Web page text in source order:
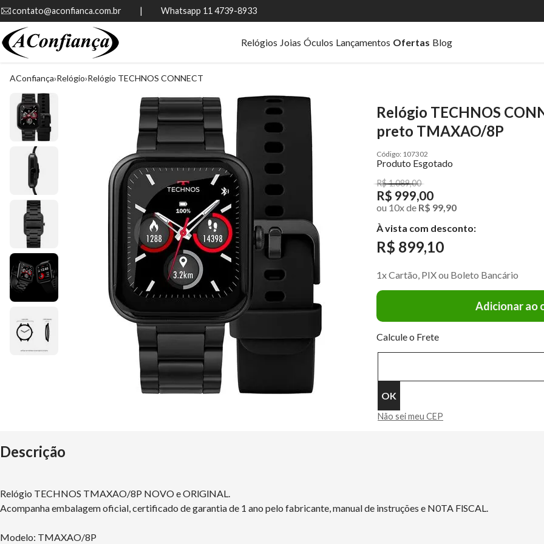
contato@aconfianca.com.br          |          Whatsapp 11 4739-8933
Relógios Joias Óculos Lançamentos Ofertas Blog
AConfiança Relógio Relógio TECHNOS CONNECT
Relógio TECHNOS
preto TMAXAO/8P
107302
Produto Esgotado
R$ 1.089,00
R$ 999,00
ou 10xde R$ 99,90
À vista com desconto:
R$ 899,10
1x Cartão, PIX ou Boleto Bancário
Adicionar ao
Calcule o Frete
Não sei meu CEP
Descrição
Relógio TECHNOS TMAXAO/8P NOVO e ORlGlNAL.
Acompanha embalagem oficial, certificado de garantia de 1 ano pelo fabricante, manual de instruções e N0TA FlSCAL.
Modelo: TMAXAO/8P